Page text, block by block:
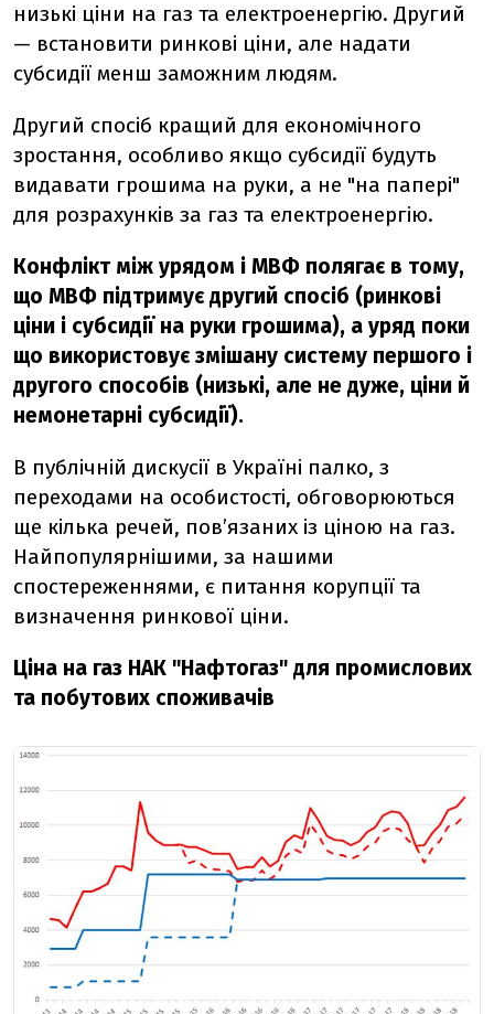
низькі ціни на газ та електроенергію. Другий
— встановити ринкові ціни, але надати
субсидії менш заможним людям.
Другий спосіб кращий для економічного
зростання, особливо якщо субсидії будуть
видавати грошима на руки, а не "на папері"
для розрахунків за газ та електроенергію.
Конфлікт між урядом і МВФ полягає в тому,
що МВФ підтримує другий спосіб (ринкові
ціни і субсидії на руки грошима), а уряд поки
що використовує змішану систему першого і
другого способів (низькі, але не дуже, ціни й
немонетарні субсидії).
В публічній дискусії в Україні палко, з
переходами на особистості, обговорюються
ще кілька речей, пов’язаних із ціною на газ.
Найпопулярнішими, за нашими
спостереженнями, є питання корупції та
визначення ринкової ціни.
Ціна на газ НАК "Нафтогаз" для промислових
та побутових споживачів